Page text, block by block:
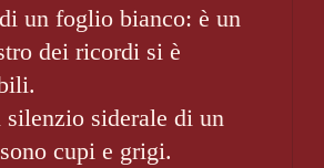
un foglio bianco: è un
dei ricordi si è
silenzio siderale di un
cupi e grigi.